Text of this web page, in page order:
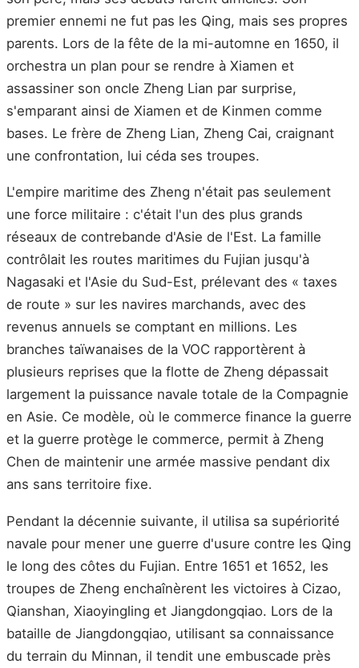
premier ennemi ne fut pas les Qing, mais ses propres
parents. Lors de la fête de la mi-automne en 1650, il
orchestra un plan pour se rendre à Xiamen et
assassiner son oncle Zheng Lian par surprise,
s'emparant ainsi de Xiamen et de Kinmen comme
bases. Le frère de Zheng Lian, Zheng Cai, craignant
une confrontation, lui céda ses troupes.
L'empire maritime des Zheng n'était pas seulement
une force militaire : c'était l'un des plus grands
réseaux de contrebande d'Asie de l'Est. La famille
contrôlait les routes maritimes du Fujian jusqu'à
Nagasaki et l'Asie du Sud-Est, prélevant des « taxes
de route » sur les navires marchands, avec des
revenus annuels se comptant en millions. Les
branches taïwanaises de la VOC rapportèrent à
plusieurs reprises que la flotte de Zheng dépassait
largement la puissance navale totale de la Compagnie
en Asie. Ce modèle, où le commerce finance la guerre
et la guerre protège le commerce, permit à Zheng
Chen de maintenir une armée massive pendant dix
ans sans territoire fixe.
Pendant la décennie suivante, il utilisa sa supériorité
navale pour mener une guerre d'usure contre les Qing
le long des côtes du Fujian. Entre 1651 et 1652, les
troupes de Zheng enchaînèrent les victoires à Cizao,
Qianshan, Xiaoyingling et Jiangdongqiao. Lors de la
bataille de Jiangdongqiao, utilisant sa connaissance
du terrain du Minnan, il tendit une embuscade près